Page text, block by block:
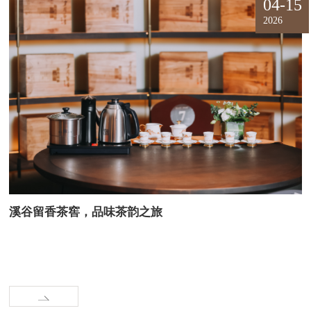
04-15
2026
溪谷留香茶窖，品味茶韵之旅